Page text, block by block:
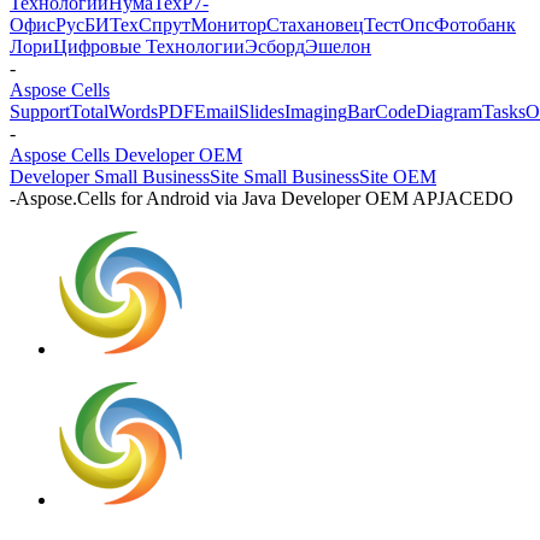
ОфисРусБИТехСпрутМониторСтахановецТестОпсФотобанк
ЛориЦифровые ТехнологииЭсбордЭшелон
-
Aspose Cells
SupportTotalWordsPDFEmailSlidesImagingBarCodeDiagramTasks
-
Aspose Cells Developer OEM
Developer Small BusinessSite Small BusinessSite OEM
-Aspose.Cells for Android via Java Developer OEM APJACEDO